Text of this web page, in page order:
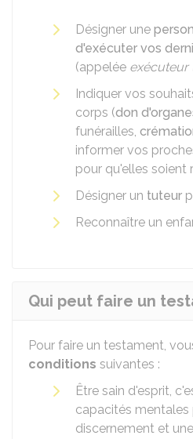
Désigner une
d'exécuter vos
(appelée exécuteur
Indiquer vos
corps (don
funérailles,
informer vos
pour qu'elles soient
Désigner un tuteur
Reconnaître un
Qui peut faire un
Pour faire un testament,
conditions suivantes :
Être sain d'esprit,
capacités
discernement et